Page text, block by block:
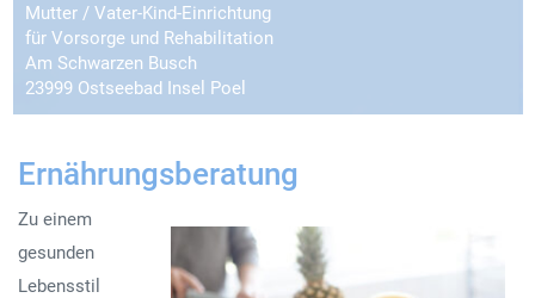
Mutter / Vater-Kind-Einrichtung
für Vorsorge und Rehabilitation
Am Schwarzen Busch
23999 Ostseebad Insel Poel
Ernährungsberatung
Zu einem
gesunden
Lebensstil